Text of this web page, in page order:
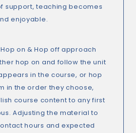
support, teaching becomes
enjoyable.
on & Hop off approach
hop on and follow the unit
in the course, or hop
in the order they choose,
course content to any first
Adjusting the material to
hours and expected